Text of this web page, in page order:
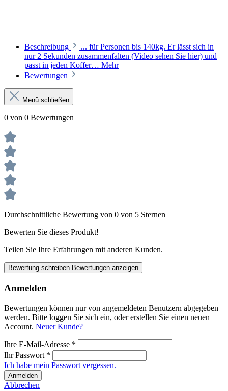
Beschreibung
... für Personen bis 140kg. Er lässt sich in
nur 2 Sekunden zusammenfalten (Video sehen Sie hier) und
passt in jeden Koffer… Mehr
Bewertungen
Menü schließen
0 von 0 Bewertungen
Durchschnittliche Bewertung von 0 von 5 Sternen
Bewerten Sie dieses Produkt!
Teilen Sie Ihre Erfahrungen mit anderen Kunden.
Bewertung schreiben Bewertungen anzeigen
Anmelden
Bewertungen können nur von angemeldeten Benutzern abgegeben
werden. Bitte loggen Sie sich ein, oder erstellen Sie einen neuen
Account. Neuer Kunde?
Ihre E-Mail-Adresse *
Ihr Passwort *
Ich habe mein Passwort vergessen.
Anmelden
Abbrechen